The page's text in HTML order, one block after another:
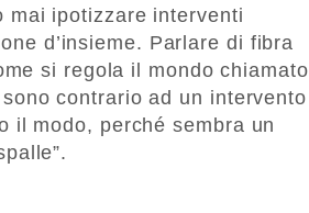
mai ipotizzare interventi
d’insieme. Parlare di fibra
si regola il mondo chiamato
contrario ad un intervento
il modo, perché sembra un